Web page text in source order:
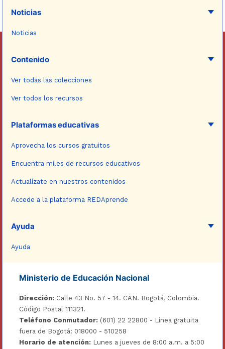
Noticias
Noticias
Contenido
Ver todas las colecciones
Ver todos los recursos
Plataformas educativas
Aprovecha los cursos gratuitos
Encuentra miles de recursos educativos
Actualízate en nuestros contenidos
Accede a la plataforma REDAprende
Ayuda
Ayuda
Ministerio de Educación Nacional
Dirección: Calle 43 No. 57 - 14. CAN. Bogotá, Colombia.
Código Postal 111321.
Teléfono Conmutador: (601) 22 22800 - Línea gratuita
fuera de Bogotá: 018000 - 510258
Horario de atención: Lunes a jueves de 8:00 a.m. a 5:00